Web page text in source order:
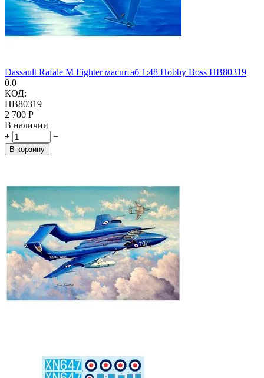
Dassault Rafale M Fighter масштаб 1:48 Hobby Boss HB80319
0.0
КОД:
HB80319
2 700 Р
В наличии
+
−
В корзину